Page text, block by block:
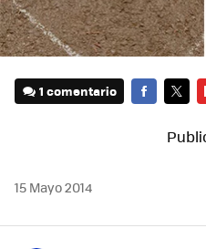
1 comentario
15 Mayo 2014